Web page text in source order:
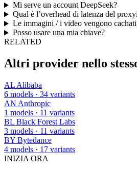
Mi serve un account DeepSeek?
Qual è l’overhead di latenza del
Le immagini / i video vengono
Posso usare una mia chiave?
RELATED
Altri provider nello
AL Alibaba
6 models · 34 variants
AN Anthropic
1 models · 11 variants
BL Black Forest Labs
3 models · 11 variants
BY Bytedance
4 models · 17 variants
INIZIA ORA